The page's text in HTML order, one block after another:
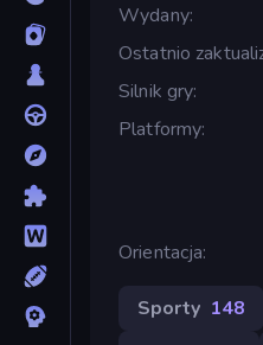
Wydany
Ostatnio
Silnik gry
Platformy
Orientacja
Sporty 148